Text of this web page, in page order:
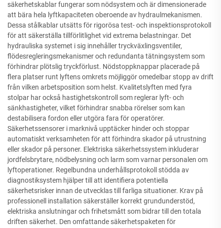
säkerhetskablar fungerar som nödsystem och är dimensionerade
att bära hela lyftkapaciteten oberoende av hydraulmekanismen.
Dessa stålkablar utsätts för rigorösa test- och inspektionsprotokoll
för att säkerställa tillförlitlighet vid extrema belastningar. Det
hydrauliska systemet i sig innehåller tryckväxlingsventiler,
flödesregleringsmekanismer och redundanta tätningsystem som
förhindrar plötslig tryckförlust. Nödstoppknappar placerade på
flera platser runt lyftens omkrets möjliggör omedelbar stopp av drift
från vilken arbetsposition som helst. Kvalitetslyften med fyra
stolpar har också hastighetskontroll som reglerar lyft- och
sänkhastigheter, vilket förhindrar snabba rörelser som kan
destabilisera fordon eller utgöra fara för operatörer.
Säkerhetssensorer i marknivå upptäcker hinder och stoppar
automatiskt verksamheten för att förhindra skador på utrustning
eller skador på personer. Elektriska säkerhetssystem inkluderar
jordfelsbrytare, nödbelysning och larm som varnar personalen om
lyftoperationer. Regelbundna underhållsprotokoll stödda av
diagnostiksystem hjälper till att identifiera potentiella
säkerhetsrisker innan de utvecklas till farliga situationer. Krav på
professionell installation säkerställer korrekt grundunderstöd,
elektriska anslutningar och frihetsmått som bidrar till den totala
driften säkerhet. Den omfattande säkerhetspaketen för